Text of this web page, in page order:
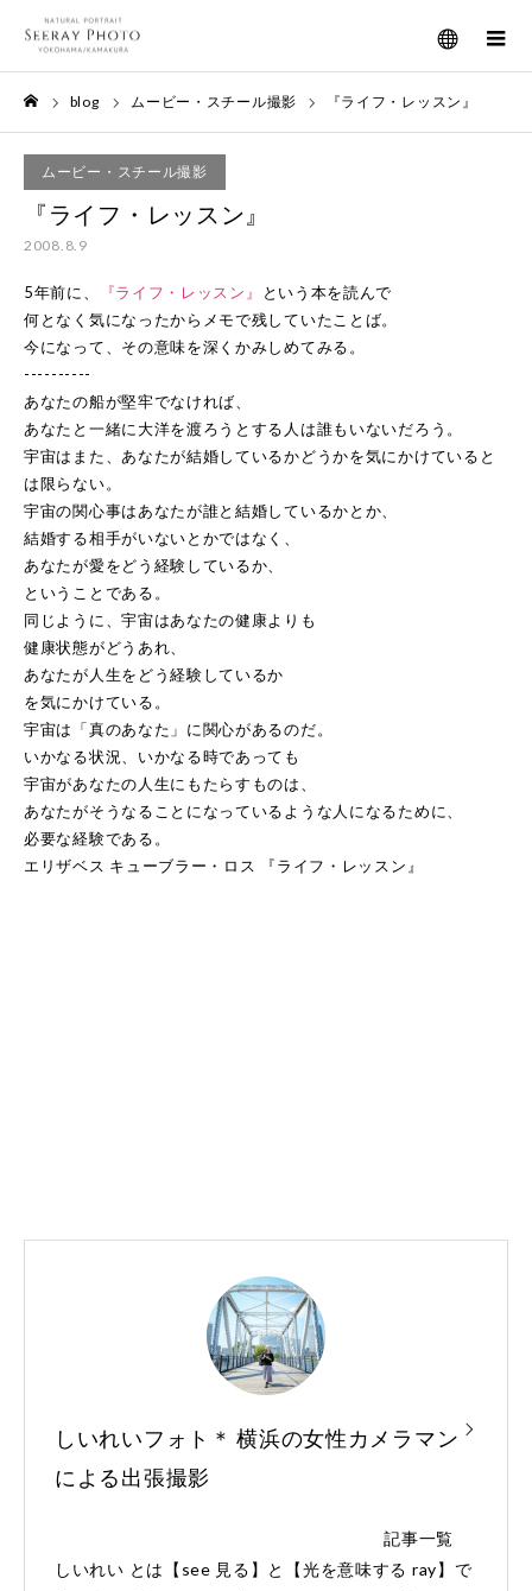
メニュー
blog ムービー・スチール撮影 『ライフ・レッスン』
ムービー・スチール撮影
『ライフ・レッスン』
2008.8.9
5年前に、 『ライフ・レッスン』
という本を読んで
何となく気になったからメモで残していたことば。
今になって、その意味を深くかみしめてみる。
----------
あなたの船が堅牢でなければ、
あなたと一緒に大洋を渡ろうとする人は誰もいないだろう。
宇宙はまた、あなたが結婚しているかどうかを気にかけていると
は限らない。
宇宙の関心事はあなたが誰と結婚しているかとか、
結婚する相手がいないとかではなく、
あなたが愛をどう経験しているか、
ということである。
同じように、宇宙はあなたの健康よりも
健康状態がどうあれ、
あなたが人生をどう経験しているか
を気にかけている。
宇宙は「真のあなた」に関心があるのだ。
いかなる状況、いかなる時であっても
宇宙があなたの人生にもたらすものは、
あなたがそうなることになっているような人になるために、
必要な経験である。
エリザベス キューブラー・ロス 『ライフ・レッスン』
しいれいフォト＊ 横浜の女性カメラマン
による出張撮影
記事一覧
しいれい とは【see 見る】と【光を意味する ray】で